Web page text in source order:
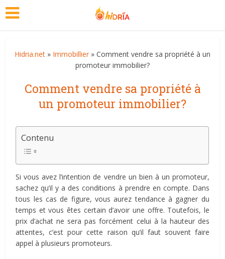
Hidria.net » Immobillier » Comment vendre sa propriété à un
promoteur immobilier?
Comment vendre sa propriété à
un promoteur immobilier?
Contenu
Si vous avez l’intention de vendre un bien à un promoteur,
sachez qu’il y a des conditions à prendre en compte. Dans
tous les cas de figure, vous aurez tendance à gagner du
temps et vous êtes certain d’avoir une offre. Toutefois, le
prix d’achat ne sera pas forcément celui à la hauteur des
attentes, c’est pour cette raison qu’il faut souvent faire
appel à plusieurs promoteurs.